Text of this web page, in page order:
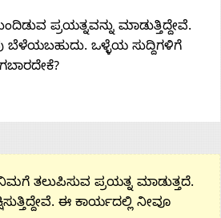
ಪ್ರಯತ್ನವನ್ನು ಮಾಡುತ್ತಿದ್ದೇವೆ.
ಬೆಳೆಯಬಹುದು. ಒಳ್ಳೆಯ ಸುದ್ದಿಗಳಿಗೆ
ತಲುಪಿಸುವ ಪ್ರಯತ್ನ ಮಾಡುತ್ತದೆ.
ಈ ಕಾರ್ಯದಲ್ಲಿ ನೀವೂ